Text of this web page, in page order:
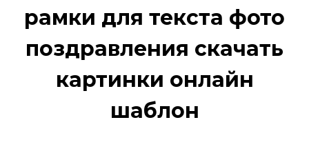
рамки для текста фото
поздравления скачать
картинки онлайн
шаблон